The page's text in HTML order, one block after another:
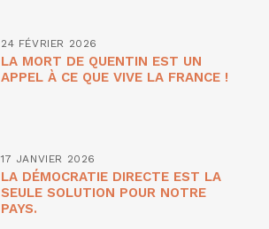
24 FÉVRIER 2026
LA MORT DE QUENTIN EST UN
APPEL À CE QUE VIVE LA FRANCE !
17 JANVIER 2026
LA DÉMOCRATIE DIRECTE EST LA
SEULE SOLUTION POUR NOTRE
PAYS.